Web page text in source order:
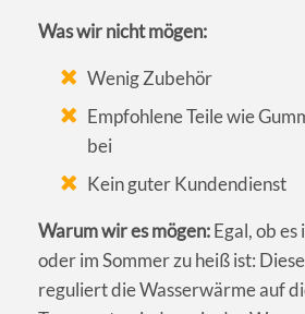
Was wir nicht mögen:
Wenig Zubehör
Empfohlene Teile wie
bei
Kein guter Kundendienst
Warum wir es mögen:Egal, ob
oder im Sommer zu heiß ist:
reguliert die Wasserwärme auf